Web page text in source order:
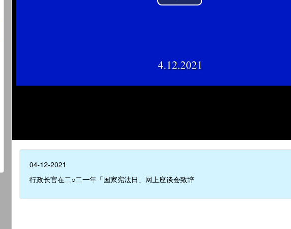
04-12-2021
行政长官在二○二一年「国家宪法日」网上座谈会致辞